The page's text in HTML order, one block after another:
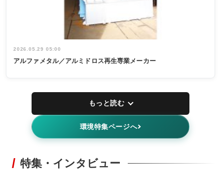
2026.05.29 05:00
アルファメタル／アルミドロス再生専業メーカー
もっと読む
環境特集ページへ
特集・インタビュー